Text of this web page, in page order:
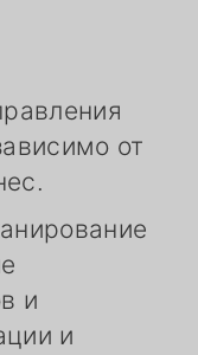
от
и
и